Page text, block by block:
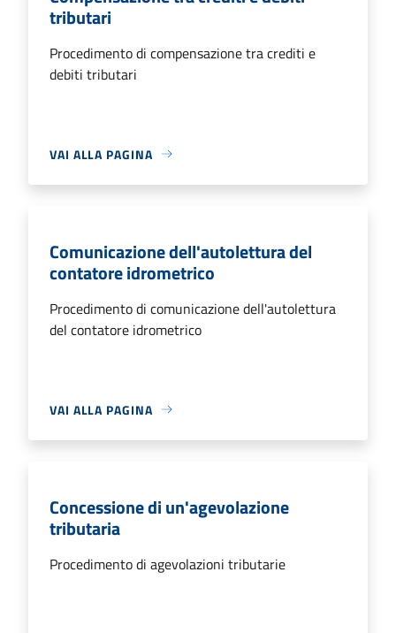
tributari
Procedimento di compensazione tra crediti e
debiti tributari
VAI ALLA PAGINA
Comunicazione dell'autolettura del
contatore idrometrico
Procedimento di comunicazione dell'autolettura
del contatore idrometrico
VAI ALLA PAGINA
Concessione di un'agevolazione
tributaria
Procedimento di agevolazioni tributarie